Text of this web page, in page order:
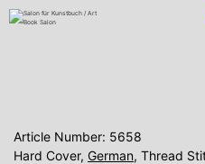
Article Number: 5658
Hard Cover, German, Thread